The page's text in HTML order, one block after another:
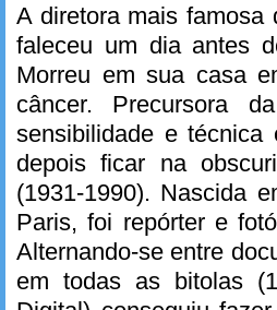
A diretora mais famosa
faleceu um dia antes
Morreu em sua casa
câncer. Precursora
sensibilidade e
depois ficar na
(1931-1990). Nascida
Paris, foi repórter e
Alternando-se entre
em todas as bitolas